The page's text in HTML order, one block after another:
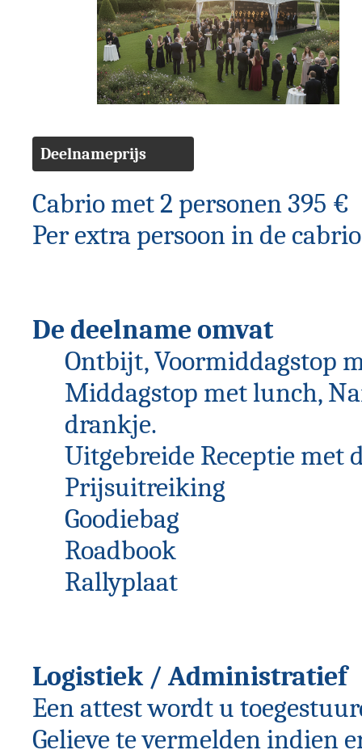
Deelnameprijs
Cabrio met 2 personen 395 €
Per extra persoon in de
De deelname omvat
Ontbijt, Voormiddagstop
Middagstop met lunch,
drankje.
Uitgebreide Receptie met
Prijsuitreiking
Goodiebag
Roadbook
Rallyplaat
Logistiek / Administratief
Een attest wordt u
Gelieve te vermelden indien